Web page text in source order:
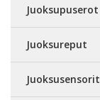
Juoksupuserot
Juoksureput
Juoksusensorit